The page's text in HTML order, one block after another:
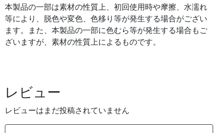
本製品の一部は素材の性質上、初回使用時や摩擦、水濡れ
等により、脱色や変色、色移り等が発生する場合がござい
ます。また、本製品の一部に色むら等が発生する場合もご
ざいますが、素材の性質上によるものです。
レビュー
レビューはまだ投稿されていません